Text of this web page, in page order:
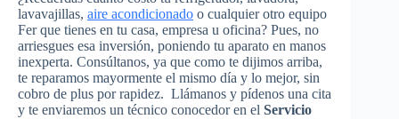
lavavajillas, aire acondicionado o cualquier otro equipo
Fer que tienes en tu casa, empresa u oficina? Pues, no
arriesgues esa inversión, poniendo tu aparato en manos
inexperta. Consúltanos, ya que como te dijimos arriba,
te reparamos mayormente el mismo día y lo mejor, sin
cobro de plus por rapidez. Llámanos y pídenos una cita
y te enviaremos un técnico conocedor en el Servicio